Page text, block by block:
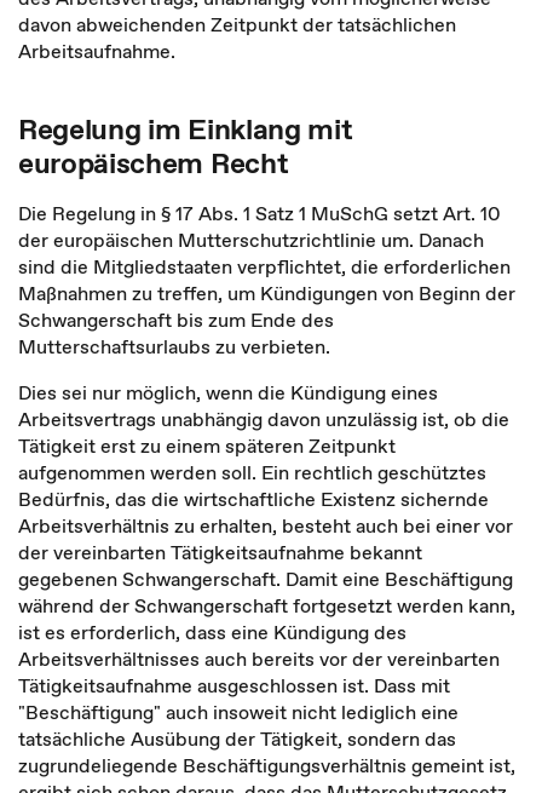
davon abweichenden Zeitpunkt der tatsächlichen
Arbeitsaufnahme.
Regelung im Einklang mit
europäischem Recht
Die Regelung in § 17 Abs. 1 Satz 1 MuSchG setzt Art. 10
der europäischen Mutterschutzrichtlinie um. Danach
sind die Mitgliedstaaten verpflichtet, die erforderlichen
Maßnahmen zu treffen, um Kündigungen von Beginn der
Schwangerschaft bis zum Ende des
Mutterschaftsurlaubs zu verbieten.
Dies sei nur möglich, wenn die Kündigung eines
Arbeitsvertrags unabhängig davon unzulässig ist, ob die
Tätigkeit erst zu einem späteren Zeitpunkt
aufgenommen werden soll. Ein rechtlich geschütztes
Bedürfnis, das die wirtschaftliche Existenz sichernde
Arbeitsverhältnis zu erhalten, besteht auch bei einer vor
der vereinbarten Tätigkeitsaufnahme bekannt
gegebenen Schwangerschaft. Damit eine Beschäftigung
während der Schwangerschaft fortgesetzt werden kann,
ist es erforderlich, dass eine Kündigung des
Arbeitsverhältnisses auch bereits vor der vereinbarten
Tätigkeitsaufnahme ausgeschlossen ist. Dass mit
"Beschäftigung" auch insoweit nicht lediglich eine
tatsächliche Ausübung der Tätigkeit, sondern das
zugrundeliegende Beschäftigungsverhältnis gemeint ist,